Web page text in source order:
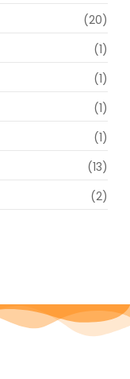
(20)
(1)
(1)
(1)
(1)
(13)
(2)